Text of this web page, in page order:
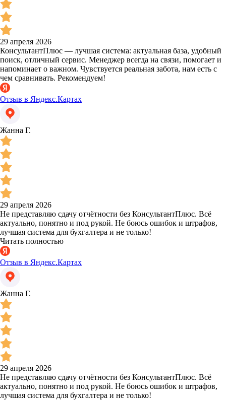
29 апреля 2026
КонсультантПлюс — лучшая система: актуальная база, удобный
поиск, отличный сервис. Менеджер всегда на связи, помогает и
напоминает о важном. Чувствуется реальная забота, нам есть с
чем сравнивать. Рекомендуем!
Отзыв в Яндекс.Картах
Жанна Г.
29 апреля 2026
Не представляю сдачу отчётности без КонсультантПлюс. Всё
актуально, понятно и под рукой. Не боюсь ошибок и штрафов,
лучшая система для бухгалтера и не только!
Читать полностью
Отзыв в Яндекс.Картах
Жанна Г.
29 апреля 2026
Не представляю сдачу отчётности без КонсультантПлюс. Всё
актуально, понятно и под рукой. Не боюсь ошибок и штрафов,
лучшая система для бухгалтера и не только!